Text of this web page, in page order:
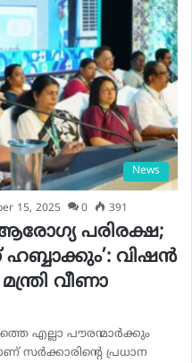
News
15, 2025 0 391
പരിരക്ഷ;
വിഷൻ
വീണാ
എല്ലാ പൗരന്മാർക്കും
സർക്കാരിന്റെ പ്രധാന